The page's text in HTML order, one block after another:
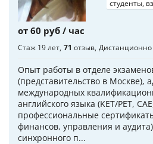
студенты,
от 60 руб / час
Стаж 19 лет 71 отзыв Дистанционно
Опыт работы в отделе
(представительство в Москве),
международных
английского языка (KET/PET,
профессиональные
финансов, управления и
синхронного п...